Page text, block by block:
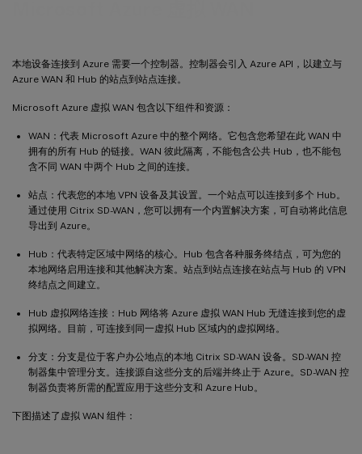
本地设备连接到 Azure 需要一个控制器。控制器会引入 Azure API，以建立与
Azure WAN 和 Hub 的站点到站点连接。
Microsoft Azure 虚拟 WAN 包含以下组件和资源：
WAN：代表 Microsoft Azure 中的整个网络。它包含您希望在此 WAN 中
拥有的所有 Hub 的链接。WAN 彼此隔离，不能包含公共 Hub，也不能包
含不同 WAN 中两个 Hub 之间的连接。
站点：代表您的本地 VPN 设备及其设置。一个站点可以连接到多个 Hub。
通过使用 Citrix SD-WAN，您可以拥有一个内置解决方案，可自动将此信息
导出到 Azure。
Hub：代表特定区域中网络的核心。Hub 包含各种服务终结点，可为您的
本地网络启用连接和其他解决方案。站点到站点连接在站点与 Hub 的 VPN
终结点之间建立。
Hub 虚拟网络连接：Hub 网络将 Azure 虚拟 WAN Hub 无缝连接到您的虚
拟网络。目前，可连接到同一虚拟 Hub 区域内的虚拟网络。
分支：分支是位于客户办公地点的本地 Citrix SD-WAN 设备。SD-WAN 控
制器集中管理分支。连接源自这些分支的后端并终止于 Azure。SD-WAN 控
制器负责将所需的配置应用于这些分支和 Azure Hub。
下图描述了虚拟 WAN 组件：